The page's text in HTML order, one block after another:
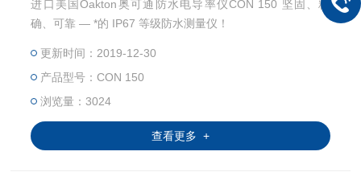
进口美国Oakton奥可通防水电导率仪CON 150 坚固、精
确、可靠 — *的 IP67 等级防水测量仪！
更新时间：2019-12-30
产品型号：CON 150
浏览量：3024
查看更多 +